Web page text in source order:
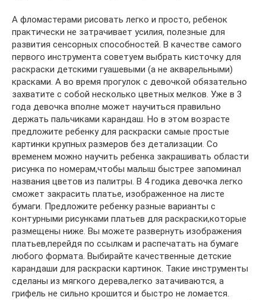
А фломастерами рисовать легко и просто, ребенок
практически не затрачивает усилия, полезные для
развития сенсорных способностей. В качестве самого
первого инструмента советуем выбрать кисточку для
раскраски детскими гуашевыми (а не акварельными)
красками. А во время прогулок с девочкой обязательно
захватите с собой несколько цветных мелков. Уже в 3
года девочка вполне может научиться правильно
держать пальчиками карандаш. Но в этом возрасте
предложите ребенку для раскраски самые простые
картинки крупных размеров без детализации. Со
временем можно научить ребенка закрашивать области
рисунка по номерам,чтобы малыш быстрее запоминал
названия цветов из палитры. В 4 годика девочка легко
сможет закрасить платье, изображенное на листе
бумаги. Предложите ребенку разные варианты с
контурными рисунками платьев для раскраски,которые
размещены ниже. Вы можете развернуть изображения
платьев,перейдя по ссылкам и распечатать на бумаге
любого формата. Выбирайте качественные детские
карандаши для раскраски картинок. Такие инструменты
сделаны из мягкого дерева,легко затачиваются, а
грифель не сильно крошится и быстро не ломается.